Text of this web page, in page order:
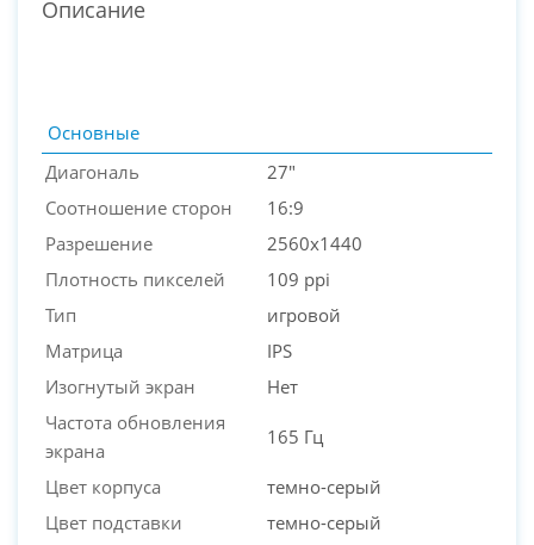
Описание
Основные
Диагональ
27"
Соотношение сторон
16:9
Разрешение
2560x1440
Плотность пикселей
109 ppi
Тип
игровой
Матрица
IPS
Изогнутый экран
Нет
Частота обновления
экрана
165 Гц
Цвет корпуса
темно-серый
Цвет подставки
темно-серый